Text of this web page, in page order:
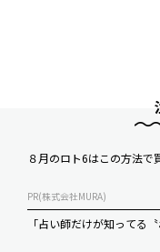
８月のロト6はこの方法
PR(株式会社MURA)
「占い師だけが知ってる